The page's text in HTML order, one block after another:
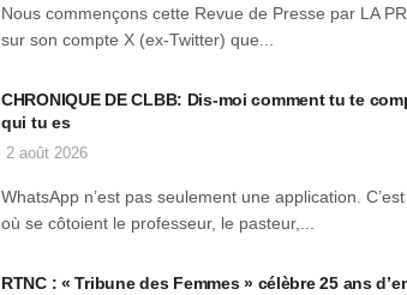
Nous commençons cette Revue de Presse par LA
sur son compte X (ex-Twitter) que...
CHRONIQUE DE CLBB: Dis-moi comment tu te
qui tu es
2 août 2026
WhatsApp n’est pas seulement une application.
où se côtoient le professeur, le pasteur,...
RTNC : « Tribune des Femmes » célèbre 25 ans